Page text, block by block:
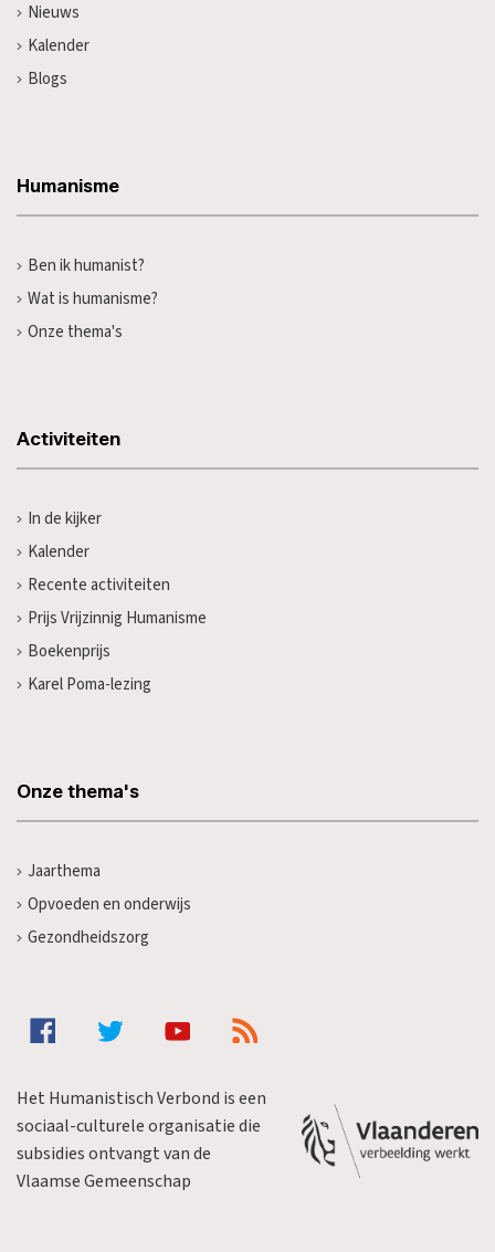
Nieuws
Kalender
Blogs
Humanisme
Ben ik humanist?
Wat is humanisme?
Onze thema's
Activiteiten
In de kijker
Kalender
Recente activiteiten
Prijs Vrijzinnig Humanisme
Boekenprijs
Karel Poma-lezing
Onze thema's
Jaarthema
Opvoeden en onderwijs
Gezondheidszorg
Het Humanistisch Verbond is een
sociaal-culturele organisatie die
subsidies ontvangt van de
Vlaamse Gemeenschap